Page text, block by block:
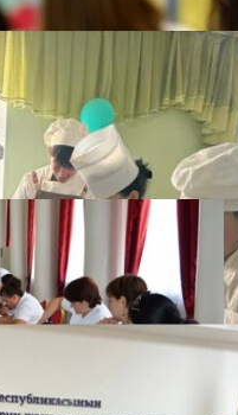
ДИРЕКТОРЛОР
АЙЛАМПАГА
КАБЫЛ АЛУУ
07.08.2026
Абитуриент
ЖОЖДОРГО КАБЫЛ
БАШТАЛДЫ
27.07.2026
ӨЗҮҢДҮН
20.07.2026
ЖОЖДОРГО КАБЫЛ
20.07.2026